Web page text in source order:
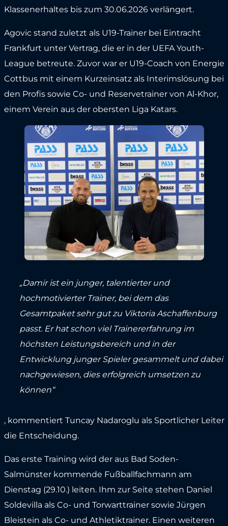
Klassenerhaltes bis zum 30.06.2026 verlängert.
Agovic stand zuletzt als U19-Trainer bei Eintracht
Frankfurt unter Vertrag, die er in der UEFA Youth-
League betreute. Zuvor war er U19-Coach von Energie
Cottbus mit einem Kurzeinsatz als Interimslösung bei
den Profis sowie Co- und Reservetrainer von Al-Khor,
einem Verein aus der obersten Liga Katars.
„Damir ist ein junger, talentierter und
hochmotivierter Trainer, bei dem das
Gesamtpaket sehr gut zu Viktoria Aschaffenburg
passt. Er hat schon viel Trainererfahrung im
höchsten Leistungsbereich und in der
Entwicklung junger Spieler gesammelt und dabei
nachgewiesen, dies erfolgreich umsetzen zu
können“
, kommentiert Tuncay Nadaroglu als Sportlicher Leiter
die Entscheidung.
Das erste Training wird der aus Bad Soden-
Salmünster kommende Fußballfachmann am
Dienstag (29.10.) leiten. Ihm zur Seite stehen Daniel
Soldevilla als Co- und Torwarttrainer sowie Jürgen
Bleistein als Co- und Athletiktrainer. Einen weiteren